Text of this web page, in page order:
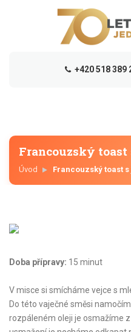
+420 518 389
Francouzský toast
Úvod Francouzský toast
Doba přípravy: 15 minut
V misce si smícháme vejce s
Do této vaječné směsi
rozpáleném oleji je osmažíme